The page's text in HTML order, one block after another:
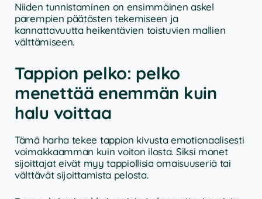
Niiden tunnistaminen on ensimmäinen askel
parempien päätösten tekemiseen ja
kannattavuutta heikentävien toistuvien mallien
välttämiseen.
Tappion pelko: pelko
menettää enemmän kuin
halu voittaa
Tämä harha tekee tappion kivusta emotionaalisesti
voimakkaamman kuin voiton ilosta. Siksi monet
sijoittajat eivät myy tappiollisia omaisuuseriä tai
välttävät sijoittamista pelosta.